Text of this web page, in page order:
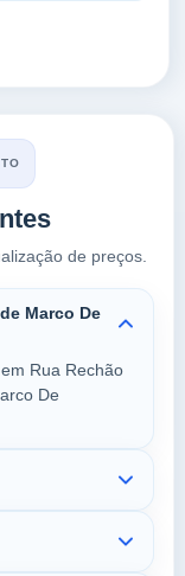
de preços.
Marco De
Rua Rechão
De